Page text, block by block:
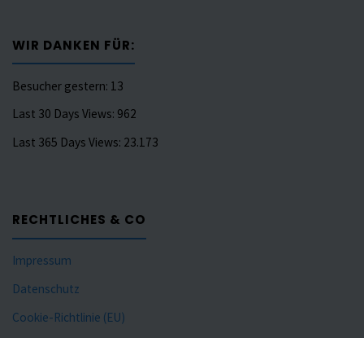
WIR DANKEN FÜR:
Besucher gestern: 13
Last 30 Days Views: 962
Last 365 Days Views: 23.173
RECHTLICHES & CO
Impressum
Datenschutz
Cookie-Richtlinie (EU)